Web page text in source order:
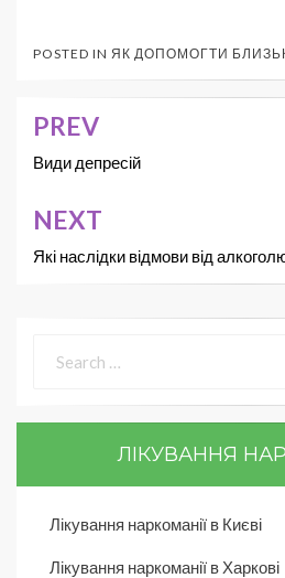
POSTED IN ЯК ДОПОМОГТИ
PREV
Види депресій
NEXT
Які наслідки відмови від
ЛІКУВАННЯ
Лікування наркоманії в Києві
Лікування наркоманії в Харкові